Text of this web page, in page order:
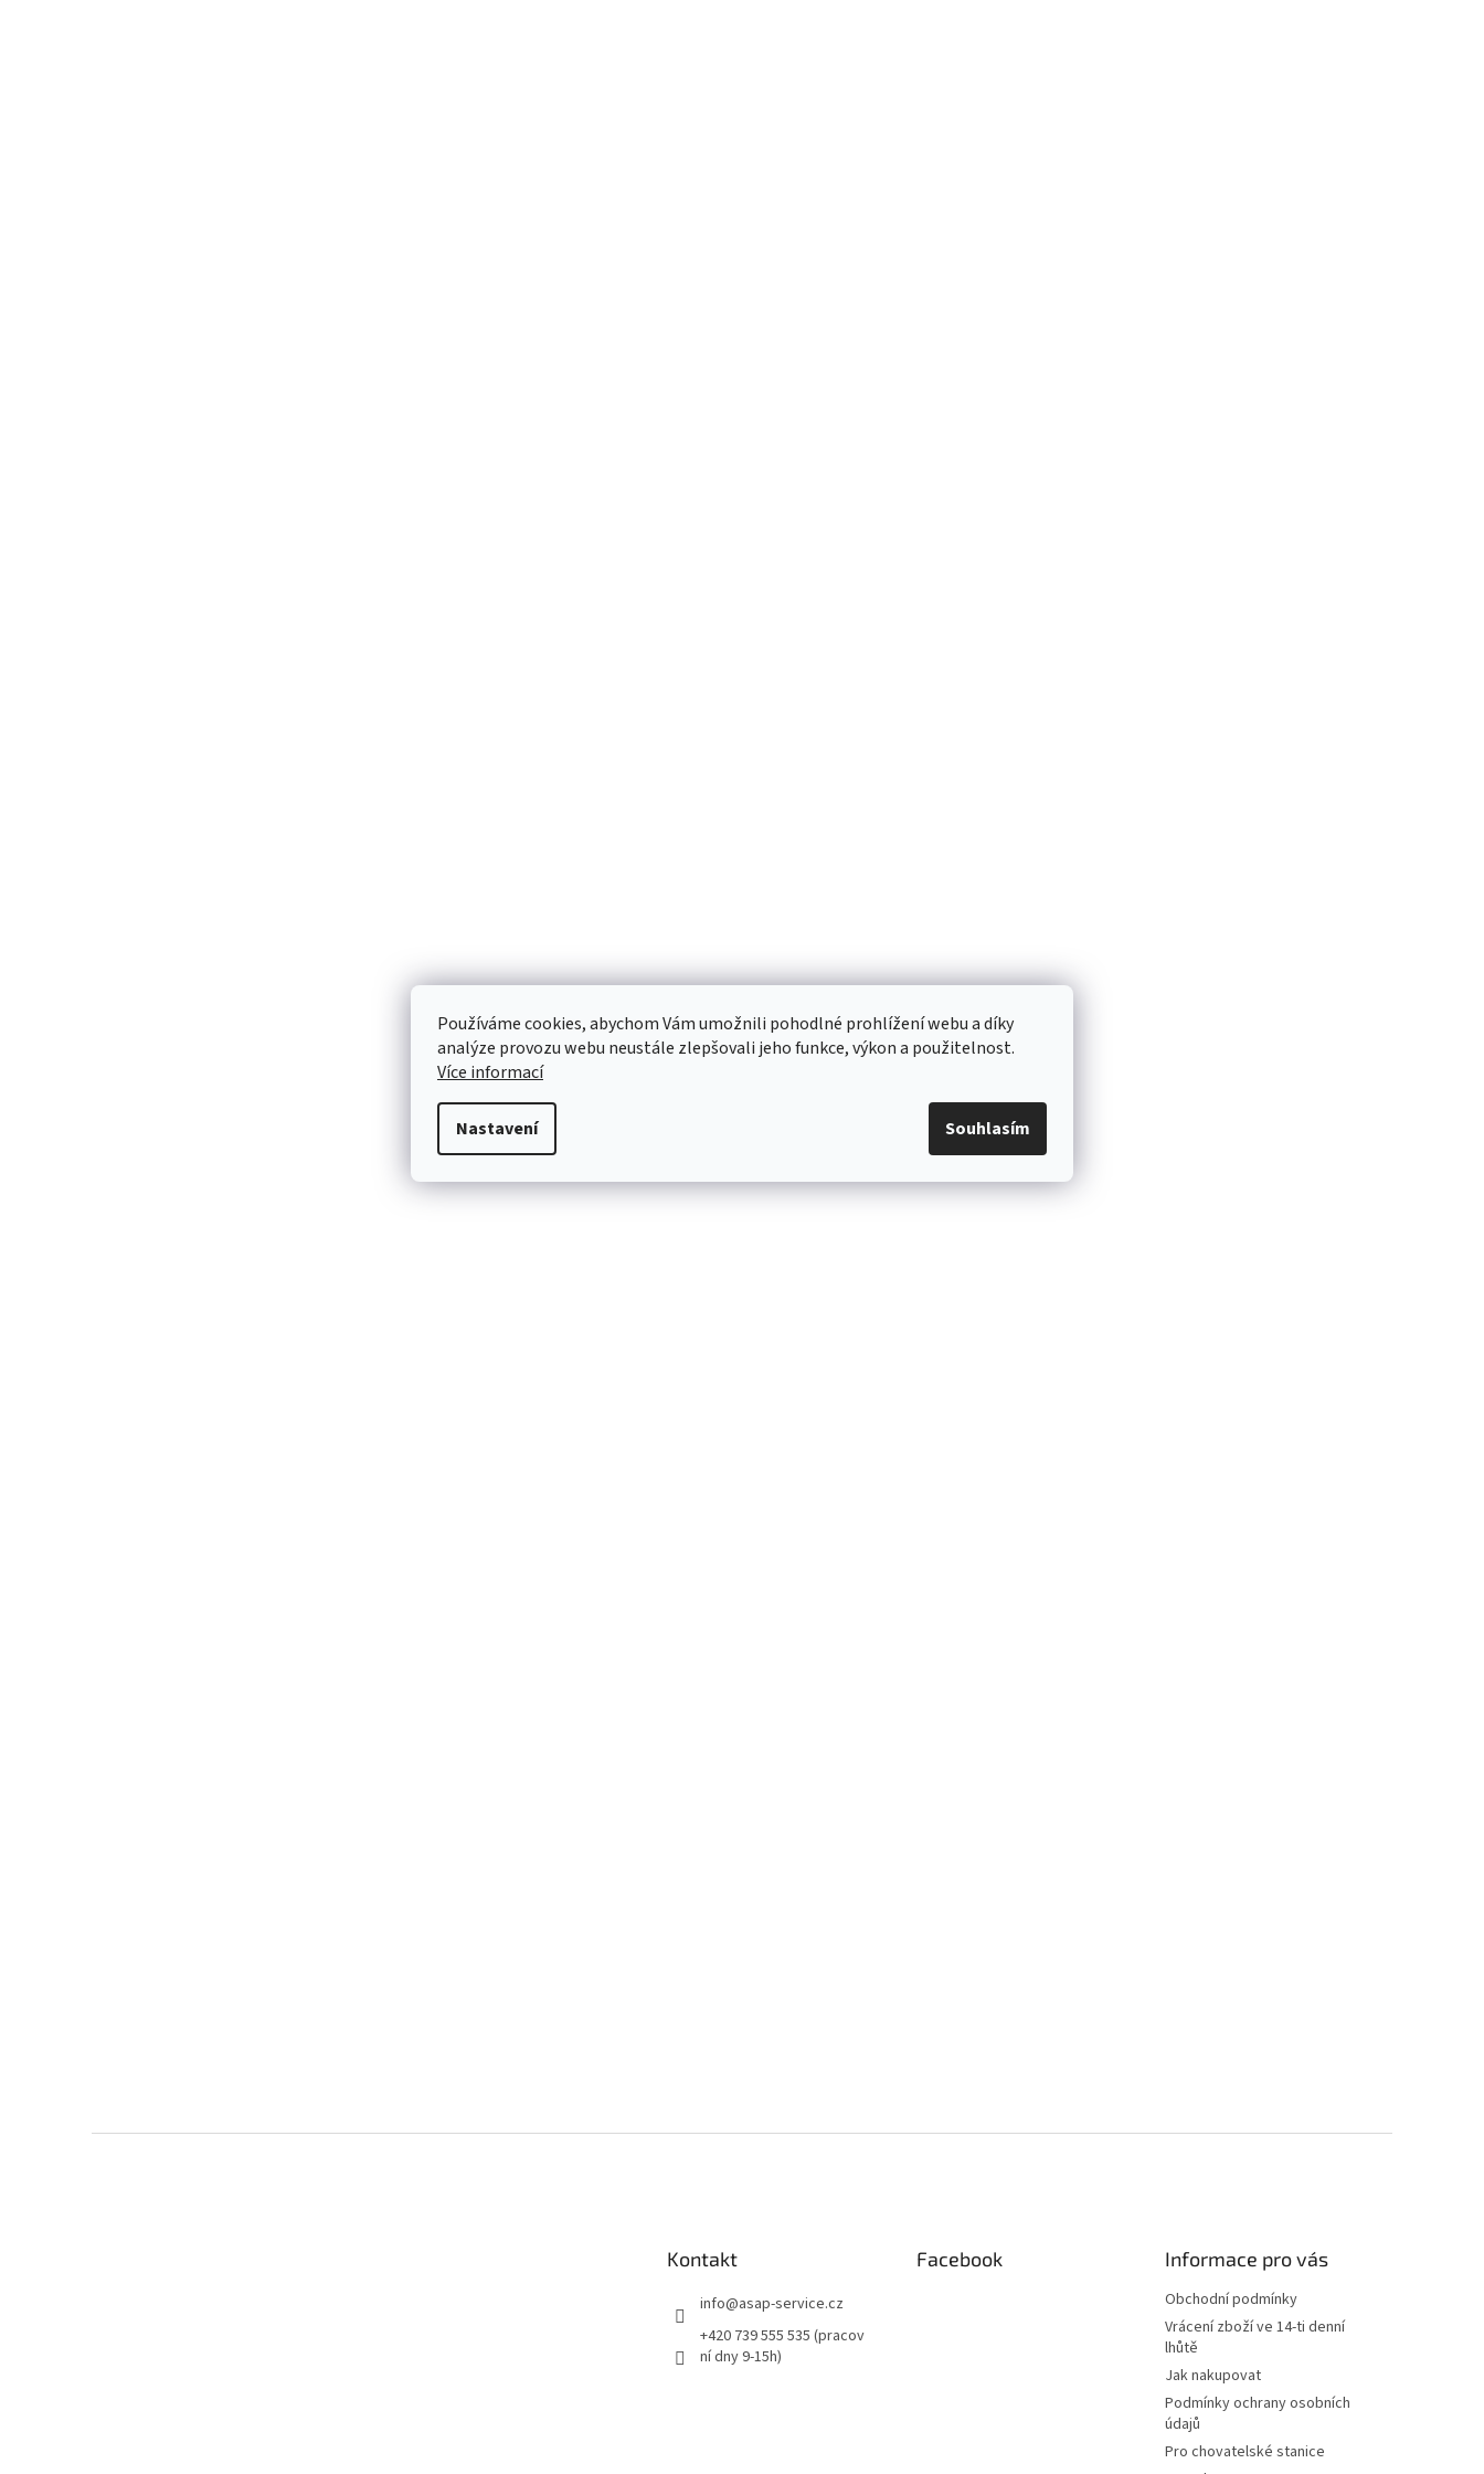
Používáme cookies, abychom Vám umožnili pohodlné prohlížení webu a díky
analýze provozu webu neustále zlepšovali jeho funkce, výkon a použitelnost.
Více informací
Nastavení Souhlasím
Kontakt
info@asap-service.cz
+420 739 555 535 (pracov
ní dny 9-15h)
Facebook Informace pro vás
Obchodní podmínky
Vrácení zboží ve 14-ti denní
lhůtě
Jak nakupovat
Podmínky ochrany osobních
údajů
Pro chovatelské stanice